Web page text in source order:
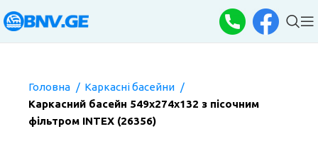
Головна
Каркасні басейни
Каркасний басейн 549х274х132 з пісочним
фільтром INTEX (26356)